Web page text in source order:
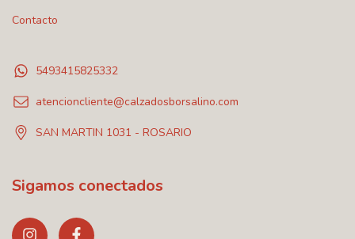
Contacto
5493415825332
atencioncliente@calzadosborsalino.com
SAN MARTIN 1031 - ROSARIO
Sigamos conectados